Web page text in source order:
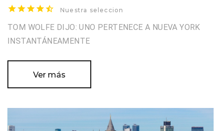
Nuestra seleccion
TOM WOLFE DIJO: UNO PERTENECE A NUEVA YORK
INSTANTÁNEAMENTE
Ver más